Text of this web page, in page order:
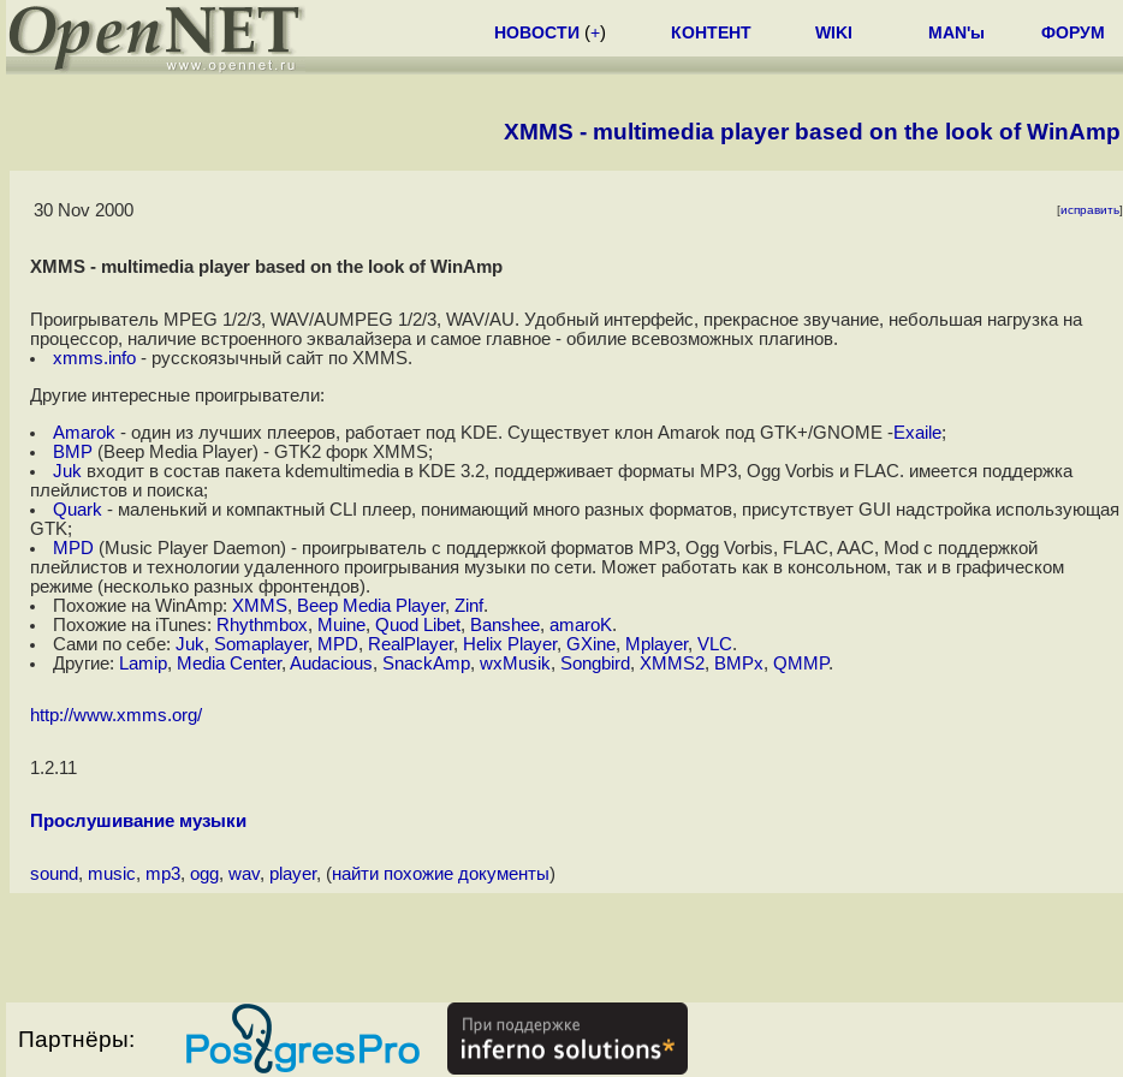
НОВОСТИ (+) КОНТЕНТ WIKI MAN'ы ФОРУМ
XMMS - multimedia player based on the look of WinAmp
30 Nov 2000 [исправить]
XMMS - multimedia player based on the look of WinAmp
Проигрыватель MPEG 1/2/3, WAV/AUMPEG 1/2/3, WAV/AU. Удобный интерфейс, прекрасное звучание, небольшая нагрузка на
процессор, наличие встроенного эквалайзера и самое главное - обилие всевозможных плагинов.
xmms.info - русскоязычный сайт по XMMS.
Другие интересные проигрыватели:
Amarok - один из лучших плееров, работает под KDE. Существует клон Amarok под GTK+/GNOME -Exaile;
BMP (Beep Media Player) - GTK2 форк XMMS;
Juk входит в состав пакета kdemultimedia в KDE 3.2, поддерживает форматы MP3, Ogg Vorbis и FLAC. имеется поддержка
плейлистов и поиска;
Quark - маленький и компактный CLI плеер, понимающий много разных форматов, присутствует GUI надстройка использующая
GTK;
MPD (Music Player Daemon) - проигрыватель с поддержкой форматов MP3, Ogg Vorbis, FLAC, AAC, Mod с поддержкой
плейлистов и технологии удаленного проигрывания музыки по сети. Может работать как в консольном, так и в графическом
режиме (несколько разных фронтендов).
Похожие на WinAmp: XMMS, Beep Media Player,Zinf.
Похожие на iTunes: Rhythmbox, Muine,Quod Libet, Banshee,amaroK.
Сами по себе:Juk, Somaplayer, MPD, RealPlayer, Helix Player,GXine, Mplayer,VLC.
Другие: Lamip, Media Center,Audacious, SnackAmp,wxMusik, Songbird, XMMS2, BMPx,QMMP.
http://www.xmms.org/
1.2.11
Прослушивание музыки
sound, music, mp3, ogg, wav, player, (найти похожие документы)
Партнёры: